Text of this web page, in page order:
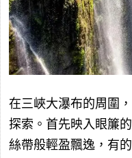
在三峽大瀑布的周圍
探索。首先映入眼簾
絲帶般輕盈飄逸，有